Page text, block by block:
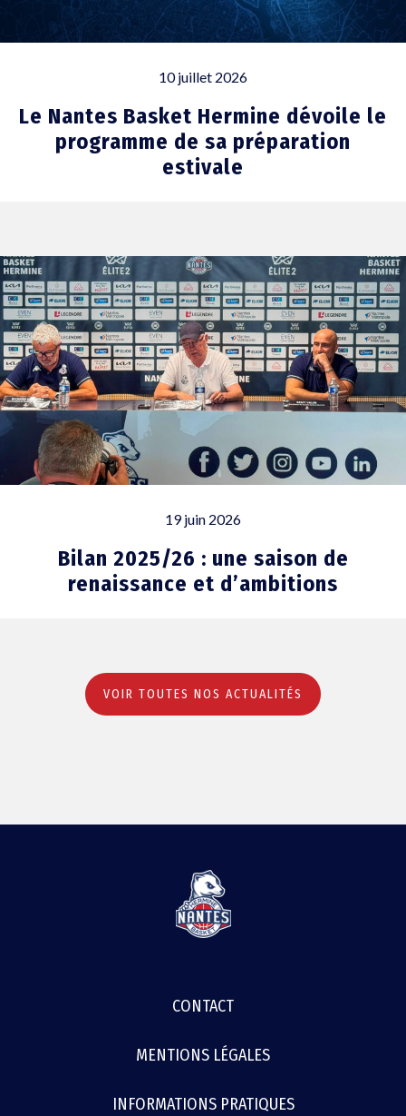
10 juillet 2026
Le Nantes Basket Hermine dévoile le
programme de sa préparation
estivale
19 juin 2026
Bilan 2025/26 : une saison de
renaissance et d’ambitions
VOIR TOUTES NOS ACTUALITÉS
CONTACT
MENTIONS LÉGALES
INFORMATIONS PRATIQUES